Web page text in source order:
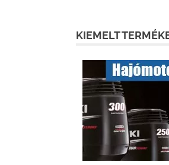
KIEMELT